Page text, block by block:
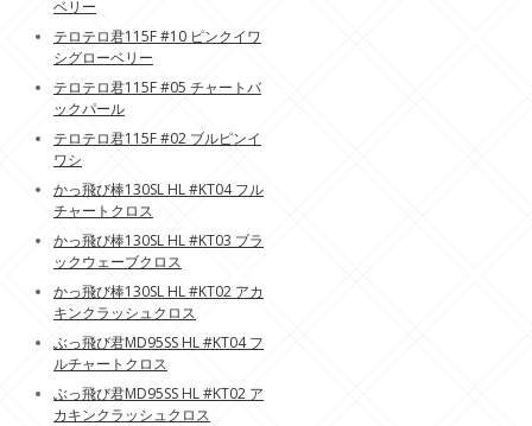
ベリー
テロテロ君115F #10 ピンクイワ
シグローベリー
テロテロ君115F #05 チャートバ
ックパール
テロテロ君115F #02 ブルピンイ
ワシ
かっ飛び棒130SL HL #KT04 フル
チャートクロス
かっ飛び棒130SL HL #KT03 ブラ
ックウェーブクロス
かっ飛び棒130SL HL #KT02 アカ
キンクラッシュクロス
ぶっ飛び君MD95SS HL #KT04 フ
ルチャートクロス
ぶっ飛び君MD95SS HL #KT02 ア
カキンクラッシュクロス